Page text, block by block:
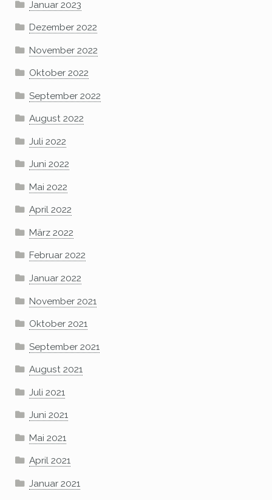
Januar 2023
Dezember 2022
November 2022
Oktober 2022
September 2022
August 2022
Juli 2022
Juni 2022
Mai 2022
April 2022
März 2022
Februar 2022
Januar 2022
November 2021
Oktober 2021
September 2021
August 2021
Juli 2021
Juni 2021
Mai 2021
April 2021
Januar 2021